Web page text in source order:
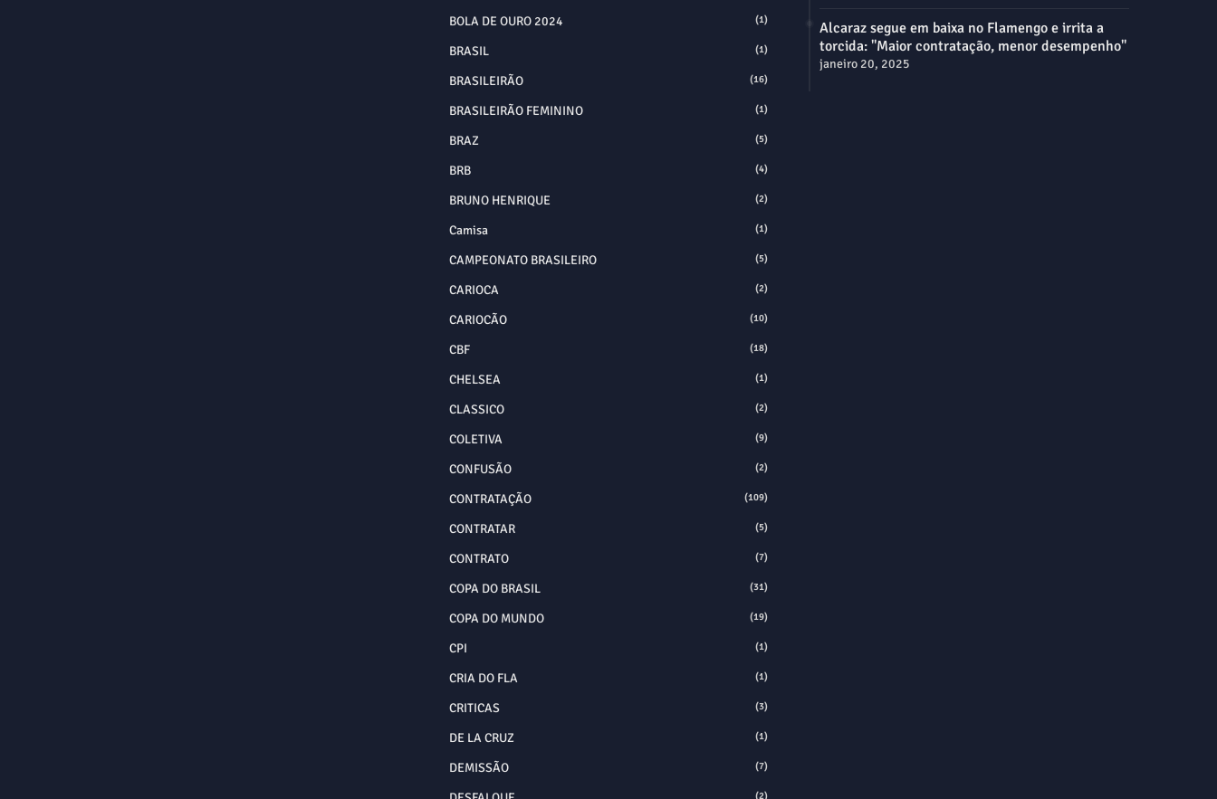
BOLA DE OURO 2024 (1)
BRASIL (1)
BRASILEIRÃO (16)
BRASILEIRÃO FEMININO (1)
BRAZ (5)
BRB (4)
BRUNO HENRIQUE (2)
Camisa (1)
CAMPEONATO BRASILEIRO (5)
CARIOCA (2)
CARIOCÃO (10)
CBF (18)
CHELSEA (1)
CLASSICO (2)
COLETIVA (9)
CONFUSÃO (2)
CONTRATAÇÃO (109)
CONTRATAR (5)
CONTRATO (7)
COPA DO BRASIL (31)
COPA DO MUNDO (19)
CPI (1)
CRIA DO FLA (1)
CRITICAS (3)
DE LA CRUZ (1)
DEMISSÃO (7)
(2)
Alcaraz segue em baixa no Flamengo e irrita a
torcida: "Maior contratação, menor desempenho"
janeiro 20, 2025